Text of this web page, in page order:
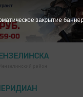
закрытие